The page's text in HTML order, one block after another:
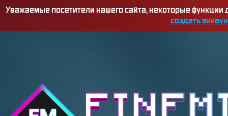
Уважаемые посетители нашего сайта, некоторые
создать